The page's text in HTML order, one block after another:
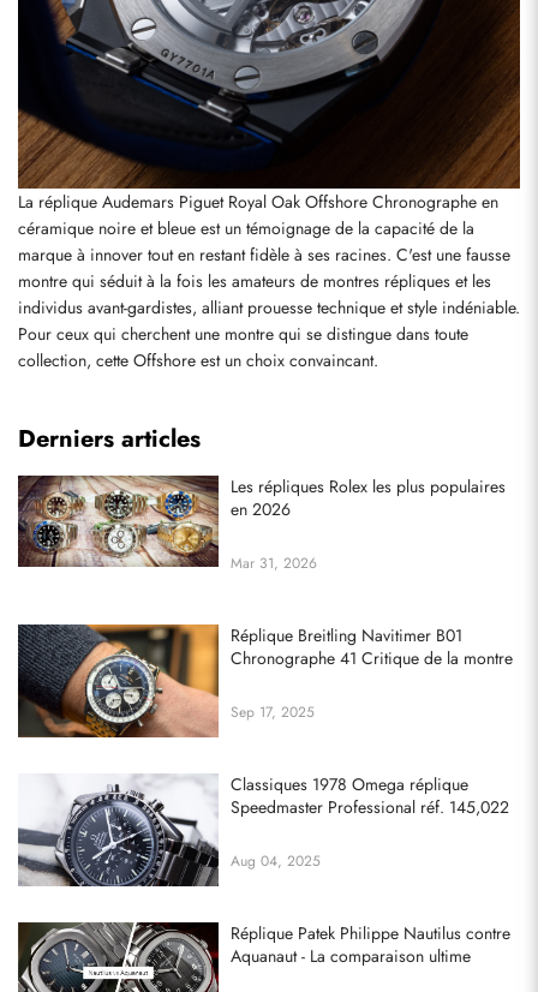
La réplique Audemars Piguet Royal Oak Offshore Chronographe en
céramique noire et bleue est un témoignage de la capacité de la
marque à innover tout en restant fidèle à ses racines. C'est une fausse
montre qui séduit à la fois les amateurs de montres répliques et les
individus avant-gardistes, alliant prouesse technique et style indéniable.
Pour ceux qui cherchent une montre qui se distingue dans toute
collection, cette Offshore est un choix convaincant.
Derniers articles
Les répliques Rolex les plus populaires
en 2026
Mar 31, 2026
Réplique Breitling Navitimer B01
Chronographe 41 Critique de la montre
Sep 17, 2025
Classiques 1978 Omega réplique
Speedmaster Professional réf. 145,022
Aug 04, 2025
Réplique Patek Philippe Nautilus contre
Aquanaut - La comparaison ultime